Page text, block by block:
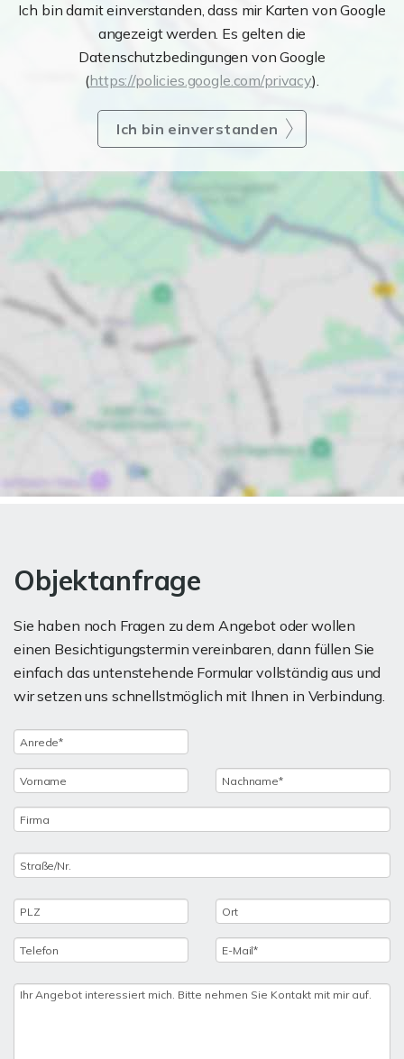
Ich bin damit einverstanden, dass mir Karten von Google
angezeigt werden. Es gelten die
Datenschutzbedingungen von Google
(https://policies.google.com/privacy).
Ich bin einverstanden
Objektanfrage
Sie haben noch Fragen zu dem Angebot oder wollen
einen Besichtigungstermin vereinbaren, dann füllen Sie
einfach das untenstehende Formular vollständig aus und
wir setzen uns schnellstmöglich mit Ihnen in Verbindung.